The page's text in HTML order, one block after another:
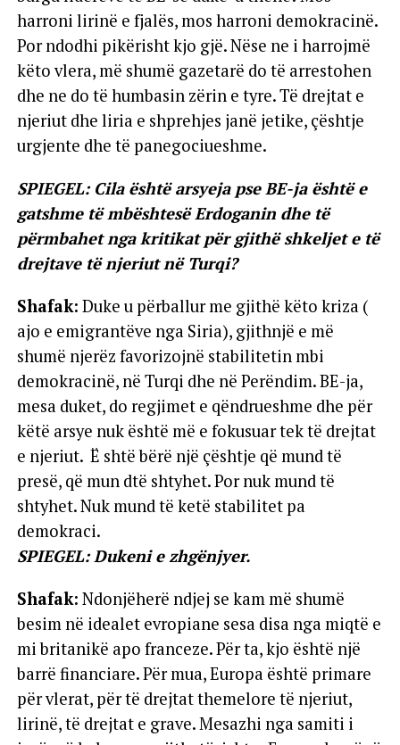
harroni lirinë e fjalës, mos harroni demokracinë.
Por ndodhi pikërisht kjo gjë. Nëse ne i harrojmë
këto vlera, më shumë gazetarë do të arrestohen
dhe ne do të humbasin zërin e tyre. Të drejtat e
njeriut dhe liria e shprehjes janë jetike, çështje
urgjente dhe të panegociueshme.
SPIEGEL: Cila është arsyeja pse BE-ja është e
gatshme të mbështesë Erdoganin dhe të
përmbahet nga kritikat për gjithë shkeljet e të
drejtave të njeriut në Turqi?
Shafak: Duke u përballur me gjithë këto kriza (
ajo e emigrantëve nga Siria), gjithnjë e më
shumë njerëz favorizojnë stabilitetin mbi
demokracinë, në Turqi dhe në Perëndim. BE-ja,
mesa duket, do regjimet e qëndrueshme dhe për
këtë arsye nuk është më e fokusuar tek të drejtat
e njeriut. Ë shtë bërë një çështje që mund të
presë, që mun dtë shtyhet. Por nuk mund të
shtyhet. Nuk mund të ketë stabilitet pa
demokraci.
SPIEGEL: Dukeni e zhgënjyer.
Shafak: Ndonjëherë ndjej se kam më shumë
besim në idealet evropiane sesa disa nga miqtë e
mi britanikë apo franceze. Për ta, kjo është një
barrë financiare. Për mua, Europa është primare
për vlerat, për të drejtat themelore të njeriut,
lirinë, të drejtat e grave. Mesazhi nga samiti i